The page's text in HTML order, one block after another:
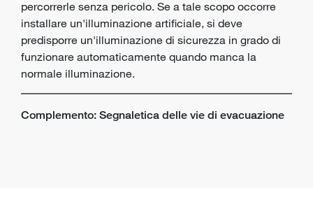
percorrerle senza pericolo. Se a tale scopo occorre
installare un'illuminazione artificiale, si deve
predisporre un'illuminazione di sicurezza in grado di
funzionare automaticamente quando manca la
normale illuminazione.
Complemento: Segnaletica delle vie di evacuazione